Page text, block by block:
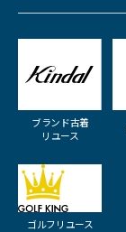
ブランド古着
リユース
ゴルフリユース